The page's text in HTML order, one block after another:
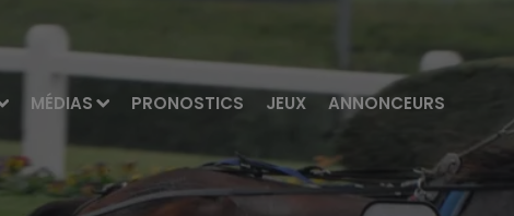
MÉDIAS PRONOSTICS JEUX ANNONCEURS